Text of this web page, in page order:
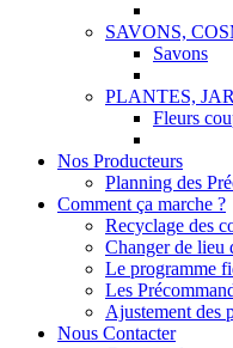
SAVONS,
Savons
PLANTES,
Fleurs
Nos Producteurs
Planning des
Comment ça marche ?
Recyclage des
Changer de lieu
Le programme
Les
Ajustement des
Nous Contacter